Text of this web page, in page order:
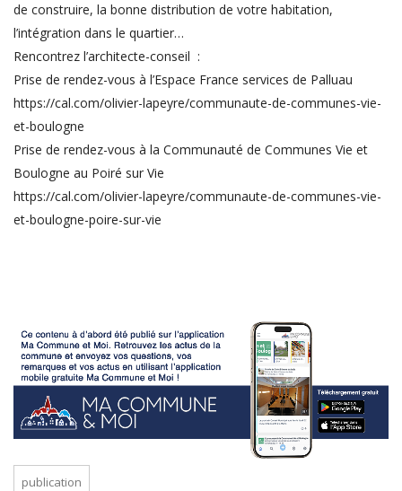
de construire, la bonne distribution de votre habitation,
l’intégration dans le quartier…
Rencontrez l’architecte-conseil :
Prise de rendez-vous à l’Espace France services de Palluau
https://cal.com/olivier-lapeyre/communaute-de-communes-vie-
et-boulogne
Prise de rendez-vous à la Communauté de Communes Vie et
Boulogne au Poiré sur Vie
https://cal.com/olivier-lapeyre/communaute-de-communes-vie-
et-boulogne-poire-sur-vie
publication